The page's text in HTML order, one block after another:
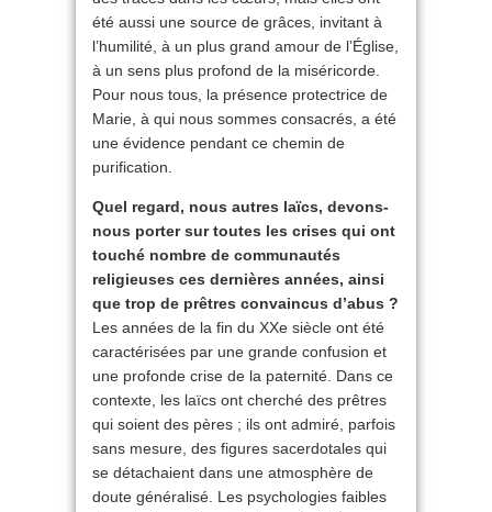
été aussi une source de grâces, invitant à
l’humilité, à un plus grand amour de l’Église,
à un sens plus profond de la miséricorde.
Pour nous tous, la présence protectrice de
Marie, à qui nous sommes consacrés, a été
une évidence pendant ce chemin de
purification.
Quel regard, nous autres laïcs, devons-
nous porter sur toutes les crises qui ont
touché nombre de communautés
religieuses ces dernières années, ainsi
que trop de prêtres convaincus d’abus ?
Les années de la fin du XXe siècle ont été
caractérisées par une grande confusion et
une profonde crise de la paternité. Dans ce
contexte, les laïcs ont cherché des prêtres
qui soient des pères ; ils ont admiré, parfois
sans mesure, des figures sacerdotales qui
se détachaient dans une atmosphère de
doute généralisé. Les psychologies faibles